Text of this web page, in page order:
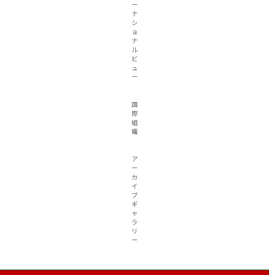
ー
ナ
シ
ョ
ナ
ル
ビ
ュ
ー
国
際
組
織
ア
ー
カ
イ
ブ
ギ
ャ
ラ
リ
ー